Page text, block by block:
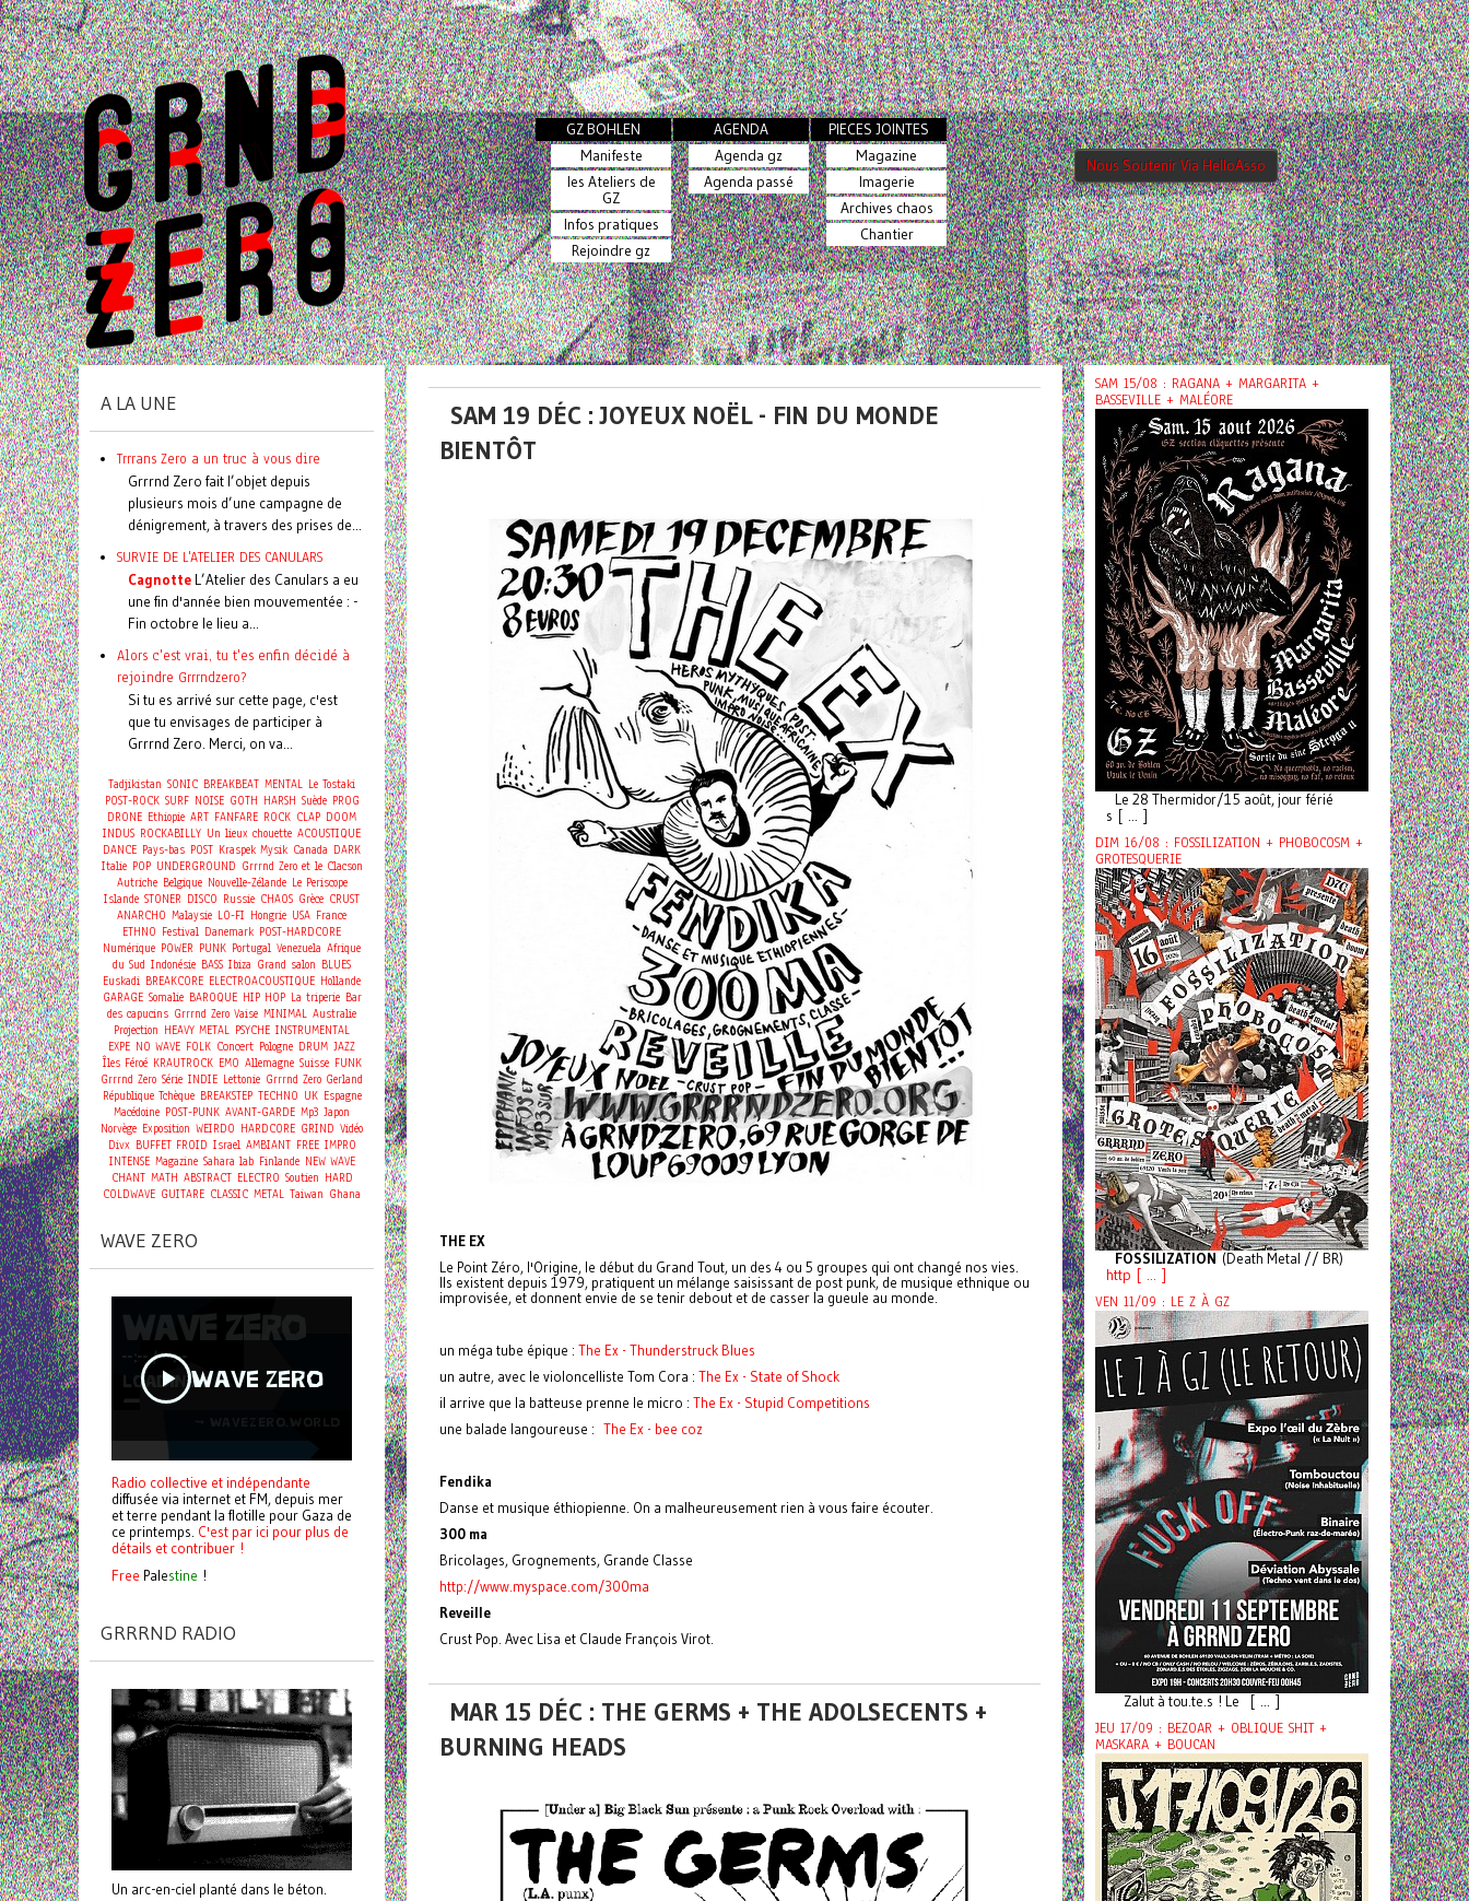
GZ BOHLEN
Manifeste
les Ateliers de
GZ
Infos pratiques
Rejoindre gz
AGENDA
Agenda gz
Agenda passé
PIECES JOINTES
Magazine
Imagerie
Archives chaos
Chantier
Nous Soutenir Via HelloAsso
SAM 19 DÉC : JOYEUX NOËL - FIN DU MONDE
BIENTÔT
THE EX
Le Point Zéro, l'Origine, le début du Grand Tout, un des 4 ou 5 groupes qui ont changé nos vies.
Ils existent depuis 1979, pratiquent un mélange saisissant de post punk, de musique ethnique ou
improvisée, et donnent envie de se tenir debout et de casser la gueule au monde.
un méga tube épique : The Ex - Thunderstruck Blues
un autre, avec le violoncelliste Tom Cora : The Ex - State of Shock
il arrive que la batteuse prenne le micro : The Ex - Stupid Competitions
une balade langoureuse : The Ex - bee coz
Fendika
Danse et musique éthiopienne. On a malheureusement rien à vous faire écouter.
300 ma
Bricolages, Grognements, Grande Classe
http://www.myspace.com/300ma
Reveille
Crust Pop. Avec Lisa et Claude François Virot.
MAR 15 DÉC : THE GERMS + THE ADOLSECENTS +
BURNING HEADS
A LA UNE
Trrrans Zero a un truc à vous dire
Grrrnd Zero fait l’objet depuis
plusieurs mois d’une campagne de
dénigrement, à travers des prises de...
SURVIE DE L'ATELIER DES CANULARS
Cagnotte L’Atelier des Canulars a eu
une fin d'année bien mouvementée : -
Fin octobre le lieu a...
Alors c'est vrai, tu t'es enfin décidé à
rejoindre Grrrndzero?
Si tu es arrivé sur cette page, c'est
que tu envisages de participer à
Grrrnd Zero. Merci, on va...
Tadjikistan SONIC BREAKBEAT MENTAL Le Tostaki
POST-ROCK SURF NOISE GOTH HARSH Suède PROG
DRONE Ethiopie ART FANFARE ROCK CLAP DOOM
INDUS ROCKABILLY Un lieux chouette ACOUSTIQUE
DANCE Pays-bas POST Kraspek Mysik Canada DARK
Italie POP UNDERGROUND Grrrnd Zero et le Clacson
Autriche Belgique Nouvelle-Zélande Le Periscope
Islande STONER DISCO Russie CHAOS Grèce CRUST
ANARCHO Malaysie LO-FI Hongrie USA France
ETHNO Festival Danemark POST-HARDCORE
Numérique POWER PUNK Portugal Venezuela Afrique
du Sud Indonésie BASS Ibiza Grand salon BLUES
Euskadi BREAKCORE ELECTROACOUSTIQUE Hollande
GARAGE Somalie BAROQUE HIP HOP La triperie Bar
des capucins Grrrnd Zero Vaise MINIMAL Australie
Projection HEAVY METAL PSYCHE INSTRUMENTAL
EXPE NO WAVE FOLK Concert Pologne DRUM JAZZ
Îles Féroé KRAUTROCK EMO Allemagne Suisse FUNK
Grrrnd Zero Série INDIE Lettonie Grrrnd Zero Gerland
République Tchèque BREAKSTEP TECHNO UK Espagne
Macédoine POST-PUNK AVANT-GARDE Mp3 Japon
Norvège Exposition WEIRDO HARDCORE GRIND Vidéo
Divx BUFFET FROID Israel AMBIANT FREE IMPRO
INTENSE Magazine Sahara lab Finlande NEW WAVE
CHANT MATH ABSTRACT ELECTRO Soutien HARD
COLDWAVE GUITARE CLASSIC METAL Taiwan Ghana
WAVE ZERO
Radio collective et indépendante
diffusée via internet et FM, depuis mer
et terre pendant la flotille pour Gaza de
ce printemps. C'est par ici pour plus de
détails et contribuer !
Free Palestine !
GRRRND RADIO
Un arc-en-ciel planté dans le béton.
SAM 15/08 : RAGANA + MARGARITA +
BASSEVILLE + MALÉORE
Le 28 Thermidor/15 août, jour férié
s [ ... ]
DIM 16/08 : FOSSILIZATION + PHOBOCOSM +
GROTESQUERIE
FOSSILIZATION (Death Metal // BR)
http [ ... ]
VEN 11/09 : LE Z À GZ
Zalut à tou.te.s ! Le [ ... ]
JEU 17/09 : BEZOAR + OBLIQUE SHIT +
MASKARA + BOUCAN